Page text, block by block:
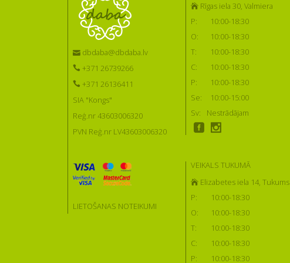
dbdaba@dbdaba.lv
+371 26739266
+371 26136411
SIA "Kongs"
Reģ.nr 43603006320
PVN Reģ.nr LV43603006320
LIETOŠANAS NOTEIKUMI
Rīgas iela 30, Valmiera
P:
10:00-18:30
O:
10:00-18:30
T:
10:00-18:30
C:
10:00-18:30
P:
10:00-18:30
Se:
10:00-15:00
Sv:
Nestrādājam
VEIKALS TUKUMĀ
Elizabetes iela 14, Tukums
P:
10:00-18:30
O:
10:00-18:30
T:
10:00-18:30
C:
10:00-18:30
P:
10:00-18:30